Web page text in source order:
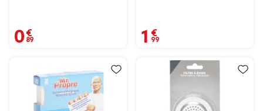
0,89 € 1,99 €